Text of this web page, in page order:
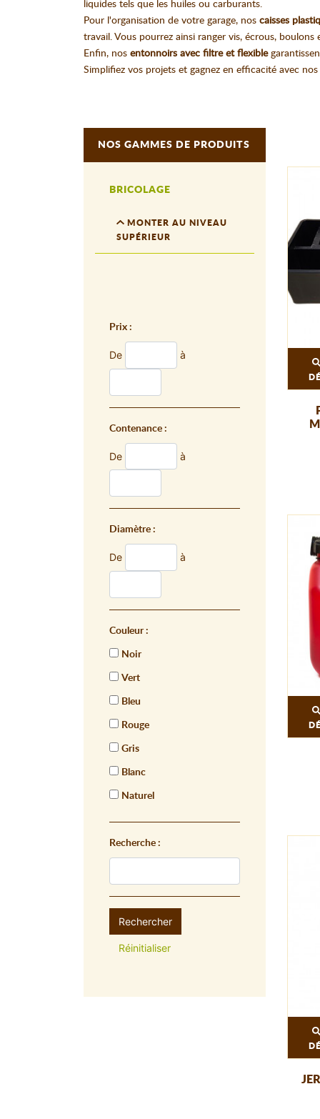
liquides tels que les huiles ou carburants.
Pour l'organisation de votre garage, nos caisses
travail. Vous pourrez ainsi ranger vis, écrous,
Enfin, nos entonnoirs avec filtre et flexible
Simplifiez vos projets et gagnez en efficacité avec
NOS GAMMES DE PRODUITS
BRICOLAGE
MONTER AU NIVEAU
SUPÉRIEUR
Prix :
De à
Contenance :
De à
Diamètre :
De à
Couleur :
Noir
Vert
Bleu
Rouge
Gris
Blanc
Naturel
Recherche :
Rechercher
Réinitialiser